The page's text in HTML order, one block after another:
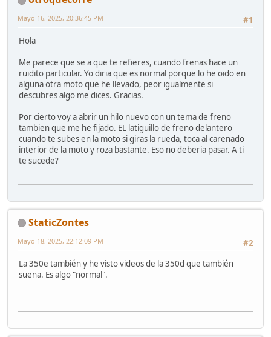
#1
Mayo 16, 2025, 20:36:45 PM
Hola
Me parece que se a que te refieres, cuando frenas hace un
ruidito particular. Yo diria que es normal porque lo he oido en
alguna otra moto que he llevado, peor igualmente si
descubres algo me dices. Gracias.
Por cierto voy a abrir un hilo nuevo con un tema de freno
tambien que me he fijado. EL latiguillo de freno delantero
cuando te subes en la moto si giras la rueda, toca al carenado
interior de la moto y roza bastante. Eso no deberia pasar. A ti
te sucede?
StaticZontes
#2
Mayo 18, 2025, 22:12:09 PM
La 350e también y he visto videos de la 350d que también
suena. Es algo "normal".